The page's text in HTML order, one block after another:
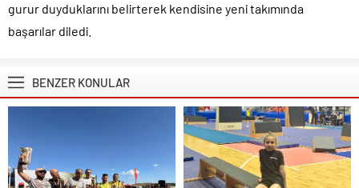
gurur duyduklarını belirterek kendisine yeni takımında
başarılar diledi.
BENZER KONULAR